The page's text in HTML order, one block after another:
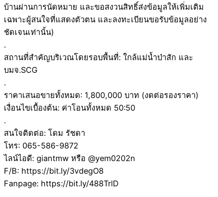
บ้านผ่านการนัดหมาย และขอสงวนสิทธิ์ส่งข้อมูลให้เพิ่มเติม
เฉพาะผู้สนใจที่แสดงตัวตน และลงทะเบียนขอรับข้อมูลอย่าง
ชัดเจนเท่านั้น)
.
สถานที่สำคัญบริเวณโดยรอบพื้นที่: ใกล้แม่น้ำป่าสัก และ
บมจ.SCG
.
ราคาเสนอขายทั้งหมด: 1,800,000 บาท (งดต่อรองราคา)
เงื่อนไขเบื้องต้น: ค่าโอนทั้งหมด 50:50
.
สนใจติดต่อ: โดม รัชดา
โทร: 065-586-9872
ไลน์ไอดี: giantmw หรือ @yem0202n
F/B: https://bit.ly/3vdegO8
Fanpage: https://bit.ly/488TrlD